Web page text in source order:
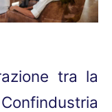
tra la